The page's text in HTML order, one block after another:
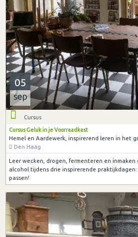
05
sep
Cursus
Cursus Geluk in je Voorraadkast
Hemel en Aardewerk, inspirerend leren in het
Den Haag
Leer wecken, drogen, fermenteren en inmaken
alcohol tijdens drie inspirerende
passen!